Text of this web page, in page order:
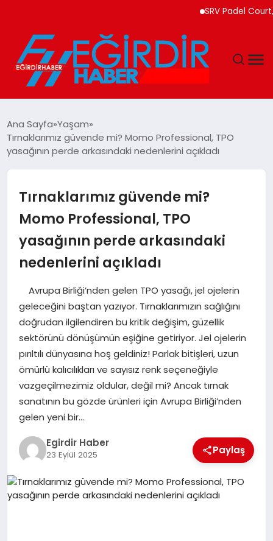
SRV Padel Court,
EĞITIM
MAGAZIN
SPOR
TEKNOLOJI
YAŞAM
Ana Sayfa Yaşam
Tırnaklarımız güvende mi? Momo Professional, TPO
yasağının perde arkasındaki nedenlerini açıkladı
Tırnaklarımız güvende mi?
Momo Professional, TPO
yasağının perde arkasındaki
nedenlerini açıkladı
Avrupa Birliği’nden gelen TPO yasağı, jel ojelerin
geleceğini baştan yazıyor. Tırnaklarımızın sağlığını
doğrudan ilgilendiren bu kritik değişim, güzellik
sektörünü dönüşümün eşiğine getiriyor. Jel ojelerin
pırıltılı dünyasına hoş geldiniz! Parlak bitişleri, uzun
ömürlü kalıcılıkları ve sayısız renk seçeneğiyle
vazgeçilmezimiz oldular, değil mi? Ancak tırnak
sanatının bu gözde ürünleri için Avrupa Birliği’nden
gelen yeni bir…
Egirdir Haber
23 Eylül 2025 Paylaş